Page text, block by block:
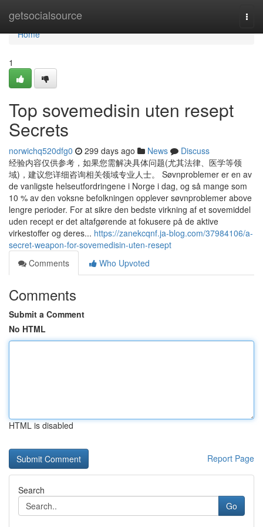
getsocialsource
Home
Home
1
Top sovemedisin uten resept
Secrets
norwichq520dfg0 299 days ago News
Discuss
经验内容仅供参考，如果您需解决具体问题(尤其法律、医学等领
域)，建议您详细咨询相关领域专业人士。 Søvnproblemer er en av
de vanligste helseutfordringene i Norge i dag, og så mange som
10 % av den voksne befolkningen opplever søvnproblemer above
lengre perioder. For at sikre den bedste virkning af et sovemiddel
uden recept er det altafgørende at fokusere på de aktive
virkestoffer og deres... https://zanekcqnf.ja-blog.com/37984106/a-
secret-weapon-for-sovemedisin-uten-resept
Comments
Who Upvoted
Comments
Submit a Comment
No HTML
HTML is disabled
Report Page
Search
Go